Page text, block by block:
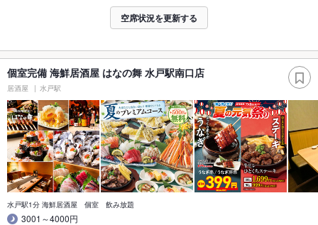
空席状況を更新する
個室完備 海鮮居酒屋 はなの舞 水戸駅南口店
居酒屋 水戸駅
水戸駅1分 海鮮居酒屋 個室 飲み放題
3001～4000円